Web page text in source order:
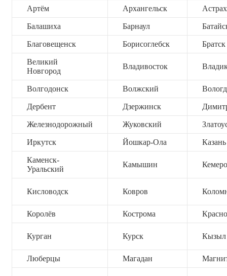
Артём Архангельск
Балашиха Барнаул
Благовещенск Борисоглебск Братск
Великий
Новгород
Владивосток
Волгодонск Волжский
Дербент Дзержинск
Железнодорожный Жуковский
Иркутск Йошкар-Ола Казань
Каменск-
Уральский
Камышин
Кисловодск Ковров
Королёв Кострома
Курган Курск Кызыл
Люберцы Магадан